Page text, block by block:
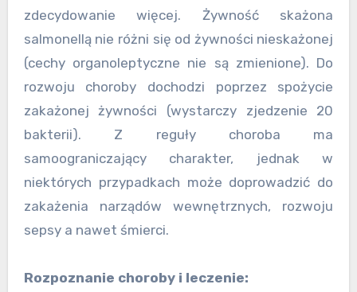
zdecydowanie więcej. Żywność skażona
salmonellą nie różni się od żywności nieskażonej
(cechy organoleptyczne nie są zmienione). Do
rozwoju choroby dochodzi poprzez spożycie
zakażonej żywności (wystarczy zjedzenie 20
bakterii). Z reguły choroba ma
samoograniczający charakter, jednak w
niektórych przypadkach może doprowadzić do
zakażenia narządów wewnętrznych, rozwoju
sepsy a nawet śmierci.
Rozpoznanie choroby i leczenie: